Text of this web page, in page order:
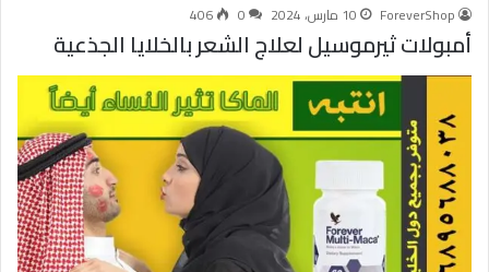
ForeverShop 10 مارس، 2024 0
406
أمبولات ثيرموسيل لعلاج الشعر بالخلايا الجذعية